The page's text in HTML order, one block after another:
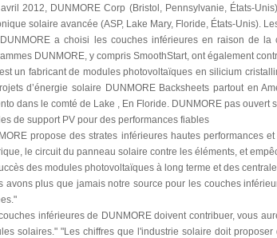
2012, DUNMORE Corp (Bristol, Pennsylvanie, États-
solaire avancée (ASP, Lake Mary, Floride, États-Unis).
a choisi les couches inférieures en raison de
DUNMORE, y compris SmoothStart, ont également
un fabricant de modules photovoltaïques en silicium
d’énergie solaire DUNMORE Backsheets partout en
dans le comté de Lake , En Floride. DUNMORE pas ouvert
de support PV pour des performances fiables
propose des strates inférieures hautes performances
le circuit du panneau solaire contre les éléments, et
des modules photovoltaïques à long terme et des
avons plus que jamais notre source pour les couches
inférieures de DUNMORE doivent contribuer, vous
solaires." "Les chiffres que l'industrie solaire doit